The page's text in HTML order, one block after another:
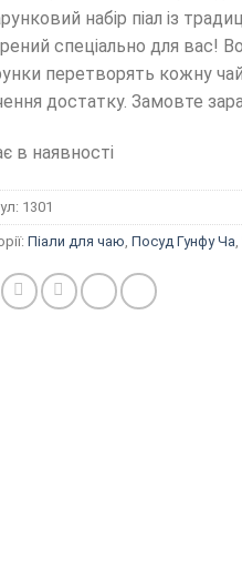
набір піал із
спеціально для вас!
перетворять кожну
достатку. Замовте
в наявності
1301
Піали для чаю Посуд Гунфу Ча